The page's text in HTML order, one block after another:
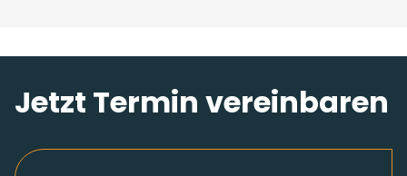
Jetzt Termin vereinbaren